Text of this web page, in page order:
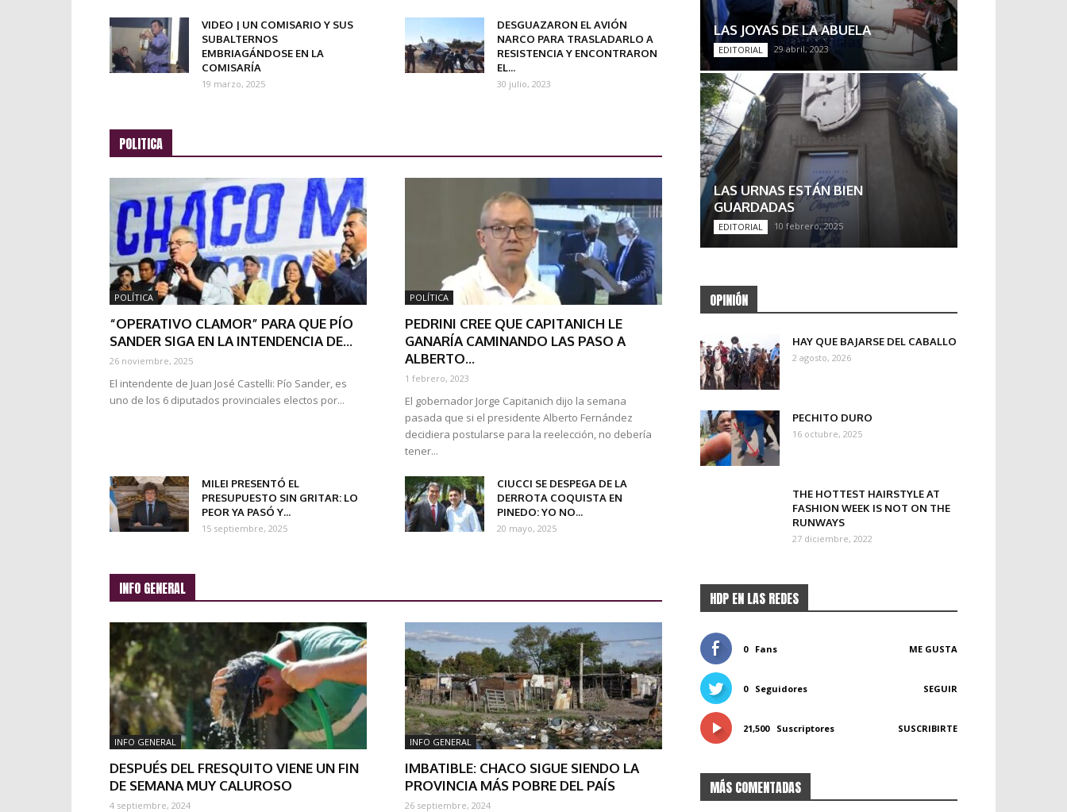
VIDEO | UN COMISARIO Y SUS
SUBALTERNOS
EMBRIAGÁNDOSE EN LA
COMISARÍA
19 marzo, 2025
DESGUAZARON EL AVIÓN
NARCO PARA TRASLADARLO A
RESISTENCIA Y ENCONTRARON
EL...
30 julio, 2023
POLITICA
POLÍTICA
“OPERATIVO CLAMOR” PARA QUE PÍO
SANDER SIGA EN LA INTENDENCIA DE...
26 noviembre, 2025
El intendente de Juan José Castelli: Pío Sander, es
uno de los 6 diputados provinciales electos por...
POLÍTICA
PEDRINI CREE QUE CAPITANICH LE
GANARÍA CAMINANDO LAS PASO A
ALBERTO...
1 febrero, 2023
El gobernador Jorge Capitanich dijo la semana
pasada que si el presidente Alberto Fernández
decidiera postularse para la reelección, no debería
tener...
MILEI PRESENTÓ EL
PRESUPUESTO SIN GRITAR: LO
PEOR YA PASÓ Y...
15 septiembre, 2025
CIUCCI SE DESPEGA DE LA
DERROTA COQUISTA EN
PINEDO: YO NO...
20 mayo, 2025
INFO GENERAL
INFO GENERAL
DESPUÉS DEL FRESQUITO VIENE UN FIN
DE SEMANA MUY CALUROSO
4 septiembre, 2024
INFO GENERAL
IMBATIBLE: CHACO SIGUE SIENDO LA
PROVINCIA MÁS POBRE DEL PAÍS
26 septiembre, 2024
LAS JOYAS DE LA ABUELA
EDITORIAL 29 abril, 2023
LAS URNAS ESTÁN BIEN
GUARDADAS
EDITORIAL 10 febrero, 2025
OPINIÓN
HAY QUE BAJARSE DEL CABALLO
2 agosto, 2026
PECHITO DURO
16 octubre, 2025
THE HOTTEST HAIRSTYLE AT
FASHION WEEK IS NOT ON THE
RUNWAYS
27 diciembre, 2022
HDP EN LAS REDES
0 Fans ME GUSTA
0 Seguidores SEGUIR
21,500 Suscriptores SUSCRIBIRTE
MÁS COMENTADAS